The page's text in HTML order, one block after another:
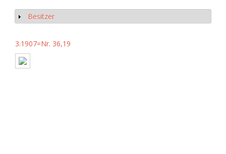
Show
Besitzer
3.1907=Nr. 36,19